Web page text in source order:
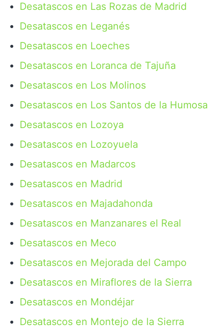
Desatascos en Las Rozas de Madrid
Desatascos en Leganés
Desatascos en Loeches
Desatascos en Loranca de Tajuña
Desatascos en Los Molinos
Desatascos en Los Santos de la Humosa
Desatascos en Lozoya
Desatascos en Lozoyuela
Desatascos en Madarcos
Desatascos en Madrid
Desatascos en Majadahonda
Desatascos en Manzanares el Real
Desatascos en Meco
Desatascos en Mejorada del Campo
Desatascos en Miraflores de la Sierra
Desatascos en Mondéjar
Desatascos en Montejo de la Sierra